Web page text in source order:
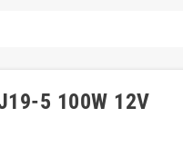
5 100W 12V